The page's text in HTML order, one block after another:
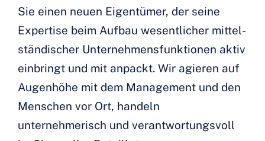
Sie einen neuen Eigentümer, der seine
Expertise beim Aufbau wesentlicher mittel­
ständischer Unternehmens­funktionen aktiv
einbringt und mit anpackt. Wir agieren auf
Augenhöhe mit dem Management und den
Menschen vor Ort, handeln
unternehmerisch und verantwortungsvoll